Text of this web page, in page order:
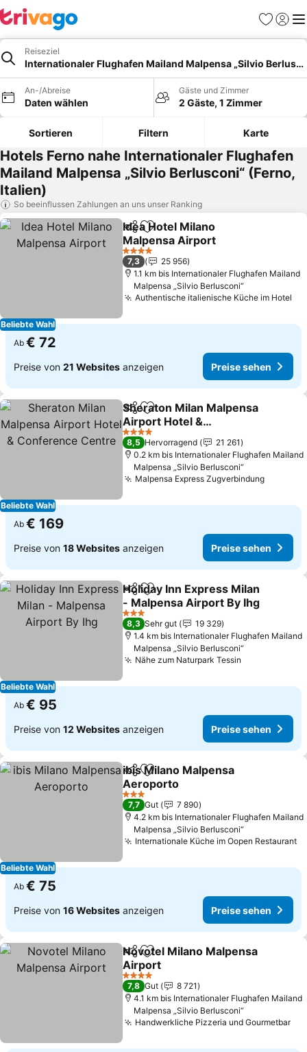
Favoriten
Reiseziel
Internationaler Flughafen Mailand Malpensa „Silvio
An-/Abreise
Daten wählen
Gäste und Zimmer
2 Gäste, 1 Zimmer
Sortieren Filtern Karte
Hotels Ferno nahe Internationaler Flughafen
Mailand Malpensa „Silvio Berlusconi“ (Ferno,
Italien)
So beeinflussen Zahlungen an uns unser Ranking
Beliebte Wahl
TeilenZu Favoriten hinzufügen
Idea Hotel Milano
Malpensa Airport
Preise sehen
4 Sterne
7,3
25 956
1.1 km bis Internationaler Flughafen Mailand
Malpensa „Silvio Berlusconi“
Authentische italienische Küche im Hotel
Ab € 72
Preise von 21 Websites anzeigen Preise sehen
Beliebte Wahl
TeilenZu Favoriten hinzufügen
Sheraton Milan Malpensa
Airport Hotel &
Conference Centre
Preise sehen
4 Sterne
8,5 Hervorragend
21 261
0.2 km bis Internationaler Flughafen Mailand
Malpensa „Silvio Berlusconi“
Malpensa Express ZugverbindungPreise
Ab € 169
Preise von 18 Websites anzeigen Preise sehen
Beliebte Wahl
TeilenZu Favoriten hinzufügen
Holiday Inn Express Milan
- Malpensa Airport By Ihg
Preise sehen
3 Sterne
8,3 Sehr gut
19 329
1.4 km bis Internationaler Flughafen Mailand
Malpensa „Silvio Berlusconi“
Nähe zum Naturpark Tessin
Ab € 95
Preise von 12 Websites anzeigen Preise sehen
Beliebte Wahl
TeilenZu Favoriten hinzufügen
ibis Milano Malpensa
Aeroporto
Preise sehen
3 Sterne
7,7 Gut
7 890
4.2 km bis Internationaler Flughafen Mailand
Malpensa „Silvio Berlusconi“
Internationale Küche im Oopen Restaurant
Ab € 75
Preise von 16 Websites anzeigen Preise sehen
TeilenZu Favoriten hinzufügen
Novotel Milano Malpensa
Airport
Preise sehen
4 Sterne
7,8 Gut
8 721
4.1 km bis Internationaler Flughafen Mailand
Malpensa „Silvio Berlusconi“
Handwerkliche Pizzeria und Gourmetbar